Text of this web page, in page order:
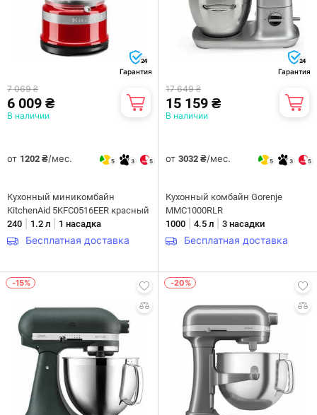
24
Гарантия
7 069 ₴
6 009 ₴
В наличии
от 1202 ₴/мес. 5 3 5
Кухонный миникомбайн
KitchenAid 5KFC0516EER красный
240
1.2 л 1 насадка
Бесплатная доставка
24
Гарантия
17 649 ₴
15 159 ₴
В наличии
от 3032 ₴/мес. 5 3 5
Кухонный комбайн Gorenje
MMC1000RLR
1000
4.5 л 3 насадки
Бесплатная доставка
-15% -20%